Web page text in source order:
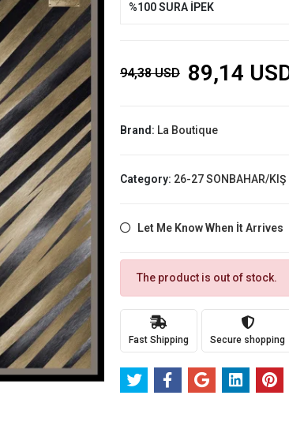
%100 SURA İPEK
94,38 USD 89,14
Brand: La Boutique
Category: 26-27 SONBAHAR/KIŞ
Let Me Know When İt Arrives
The product is out of stock.
Fast Shipping Secure shopping